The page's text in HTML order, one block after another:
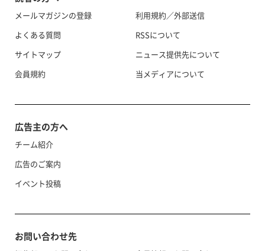
メールマガジンの登録
よくある質問
サイトマップ
会員規約
利用規約／外部送信
RSSについて
ニュース提供先について
当メディアについて
広告主の方へ
チーム紹介
広告のご案内
イベント投稿
お問い合わせ先